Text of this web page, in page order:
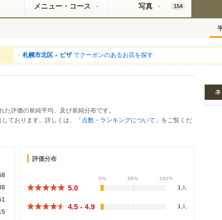
メニュー・コース 写真 154
札幌市北区 × ピザでクーポンのあるお店を探す
評価の単純平均、及び単純分布です。
ております。詳しくは、「点数・ランキングについて 」をご覧くだ
評価分布
0% 50% 100%
5.0 1 人
4.5 - 4.9 1 人